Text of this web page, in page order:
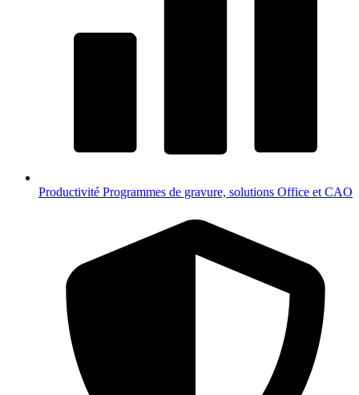
Productivité Programmes de gravure, solutions Office et CAO